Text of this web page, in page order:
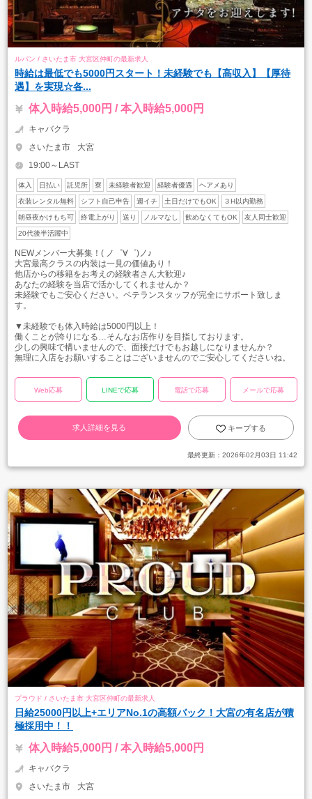
ルパン / さいたま市 大宮区仲町の最新求人
時給は最低でも5000円スタート！未経験でも【高収入】【厚待
遇】を実現☆各...
体入時給5,000円 / 本入時給5,000円
キャバクラ
さいたま市
大宮
19:00～LAST
体入 日払い 託児所 寮 未経験者歓迎 経験者優遇 ヘアメあり
衣装レンタル無料 シフト自己申告 週イチ 土日だけでもOK ３H以内勤務
朝昼夜かけもち可 終電上がり 送り ノルマなし 飲めなくてもOK 友人同士歓迎
20代後半活躍中
NEWメンバー大募集！( ノ゜∀゜)ノ♪
大宮最高クラスの内装は一見の価値あり！
他店からの移籍をお考えの経験者さん大歓迎♪
あなたの経験を当店で活かしてくれませんか？
未経験でもご安心ください。ベテランスタッフが完全にサポート致しま
す。
▼未経験でも体入時給は5000円以上！
働くことが誇りになる…そんなお店作りを目指しております。
少しの興味で構いませんので、面接だけでもお越しになりませんか？
無理に入店をお願いすることはございませんのでご安心してくださいね。
Web応募 LINEで応募 電話で応募 メールで応募
求人詳細を見る キープする
最終更新： 2026年02月03日 11:42
プラウド / さいたま市 大宮区仲町の最新求人
日給25000円以上+エリアNo.1の高額バック！大宮の有名店が積
極採用中！！
体入時給5,000円 / 本入時給5,000円
キャバクラ
さいたま市
大宮